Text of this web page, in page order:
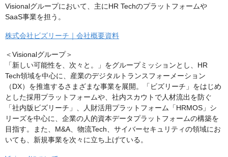
Visionalグループにおいて、主にHR Techのプラットフォームや
SaaS事業を担う。
株式会社ビズリーチ｜会社概要資料
＜Visionalグループ＞
「新しい可能性を、次々と。」をグループミッションとし、HR
Tech領域を中心に、産業のデジタルトランスフォーメーション
（DX）を推進するさまざまな事業を展開。「ビズリーチ」をはじめ
とした採用プラットフォームや、社内スカウトで人材流出を防ぐ
「社内版ビズリーチ」、人財活用プラットフォーム「HRMOS」シ
リーズを中心に、企業の人的資本データプラットフォームの構築を
目指す。また、M&A、物流Tech、サイバーセキュリティの領域にお
いても、新規事業を次々に立ち上げている。